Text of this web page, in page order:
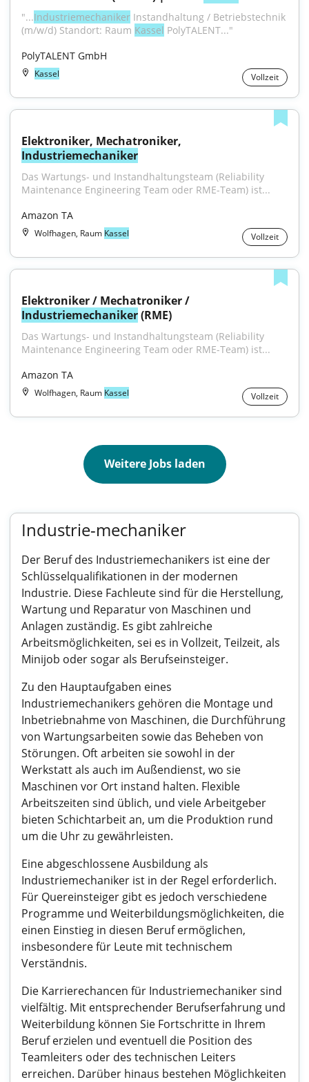
"...Industriemechaniker Instandhaltung / Betriebstechnik
(m/w/d) Standort: Raum Kassel PolyTALENT..."
PolyTALENT GmbH
Kassel Vollzeit
Industriemechaniker
Das Wartungs- und Instandhaltungsteam (Reliability
Maintenance Engineering Team oder RME-Team) ist...
Amazon TA
Wolfhagen, Raum Kassel Vollzeit
Industriemechaniker (RME)
Das Wartungs- und Instandhaltungsteam (Reliability
Maintenance Engineering Team oder RME-Team) ist...
Amazon TA
Wolfhagen, Raum Kassel Vollzeit
Weitere Jobs laden
Industrie-mechaniker
Der Beruf des Industriemechanikers ist eine der
Schlüsselqualifikationen in der modernen
Industrie. Diese Fachleute sind für die Herstellung,
Wartung und Reparatur von Maschinen und
Anlagen zuständig. Es gibt zahlreiche
Arbeitsmöglichkeiten, sei es in Vollzeit, Teilzeit, als
Minijob oder sogar als Berufseinsteiger.
Zu den Hauptaufgaben eines
Industriemechanikers gehören die Montage und
Inbetriebnahme von Maschinen, die Durchführung
von Wartungsarbeiten sowie das Beheben von
Störungen. Oft arbeiten sie sowohl in der
Werkstatt als auch im Außendienst, wo sie
Maschinen vor Ort instand halten. Flexible
Arbeitszeiten sind üblich, und viele Arbeitgeber
bieten Schichtarbeit an, um die Produktion rund
um die Uhr zu gewährleisten.
Eine abgeschlossene Ausbildung als
Industriemechaniker ist in der Regel erforderlich.
Für Quereinsteiger gibt es jedoch verschiedene
Programme und Weiterbildungsmöglichkeiten, die
einen Einstieg in diesen Beruf ermöglichen,
insbesondere für Leute mit technischem
Verständnis.
Die Karrierechancen für Industriemechaniker sind
vielfältig. Mit entsprechender Berufserfahrung und
Weiterbildung können Sie Fortschritte in Ihrem
Beruf erzielen und eventuell die Position des
Teamleiters oder des technischen Leiters
erreichen. Darüber hinaus bestehen Möglichkeiten